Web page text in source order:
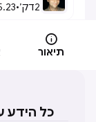
2דק׳•

תיאור
כל הידע